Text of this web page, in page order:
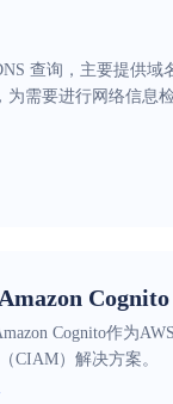
查询，主要提供域
为需要进行网络信息
Cognito
Cognito作为
CIAM）解决方案。